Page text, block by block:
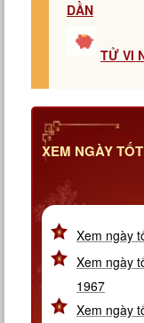
DẦN
TỬ VI
XEM NGÀY
Xem ngày
Xem ngày
1967
Xem ngày